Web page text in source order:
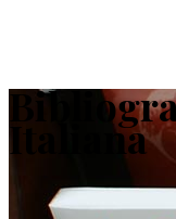
Italiana